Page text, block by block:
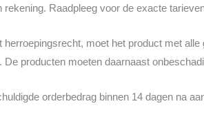
Raadpleeg voor de exacte
moet het product met
producten moeten daarnaast
orderbedrag binnen 14 dagen na